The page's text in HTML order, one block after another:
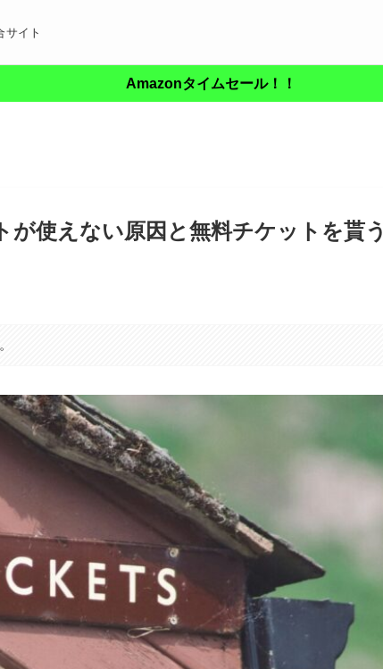
サイト
Amazonタイムセール！！
が使えない原因と無料チケットを貰う